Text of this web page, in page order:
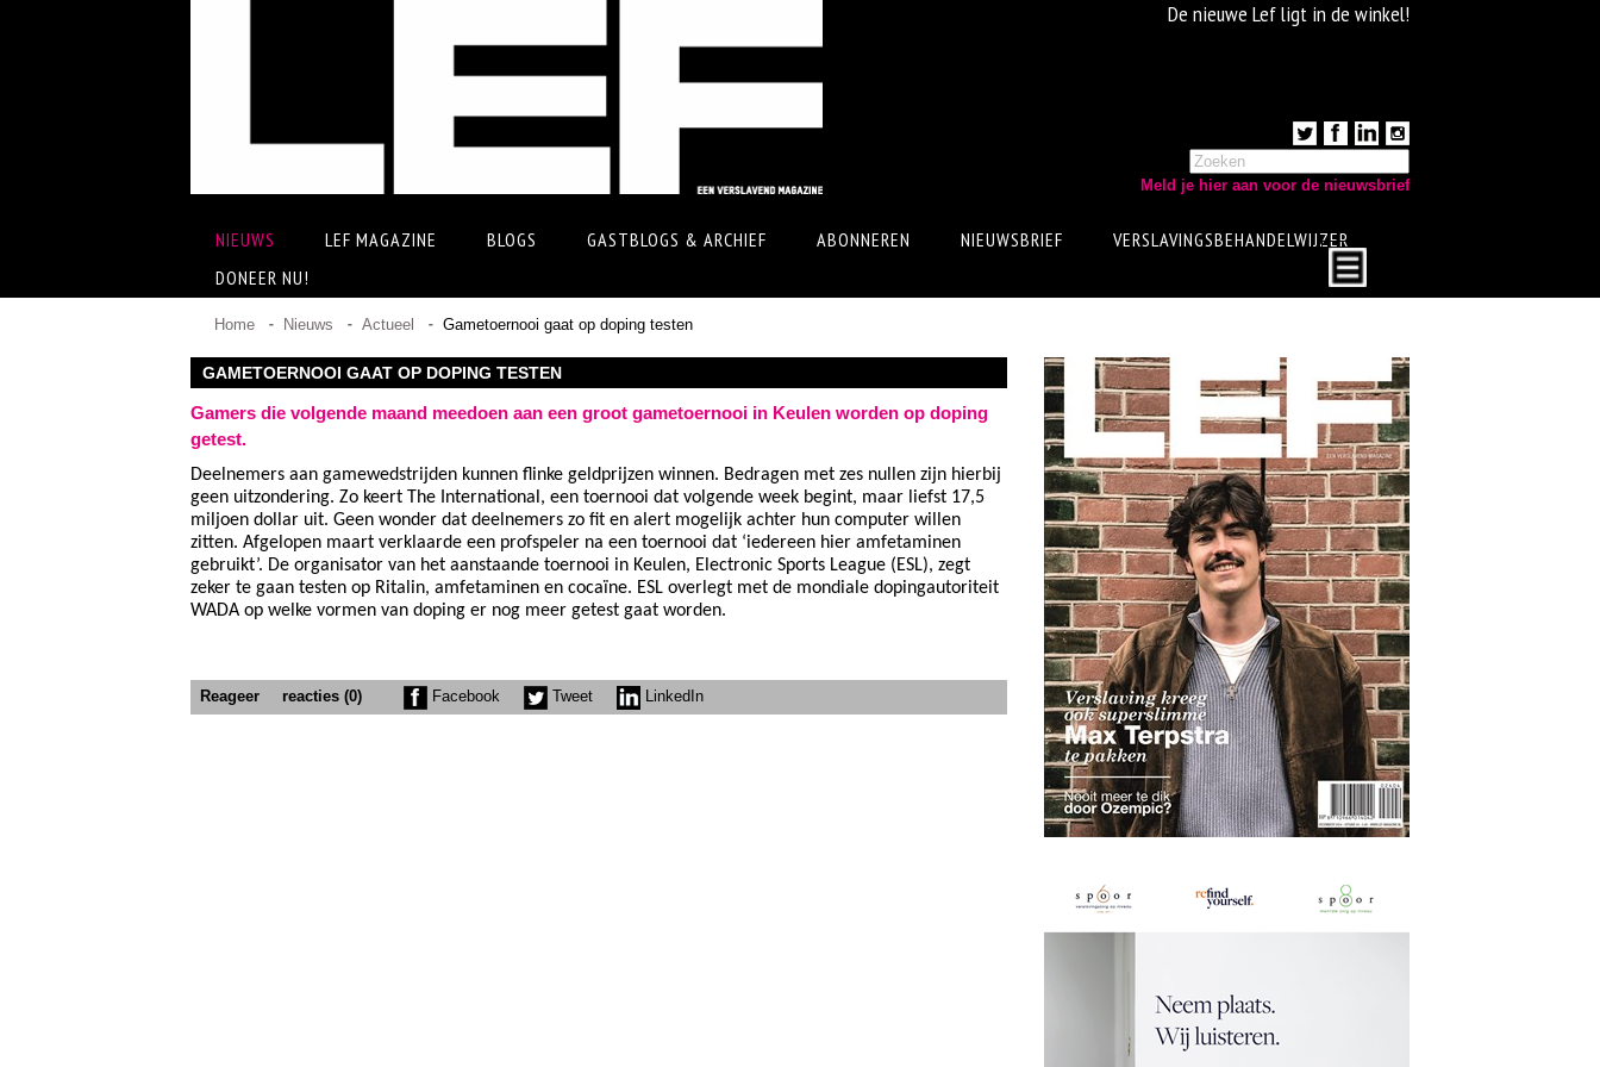
De nieuwe Lef ligt in de winkel!
Meld je hier aan voor de nieuwsbrief
NIEUWS LEF MAGAZINE BLOGS GASTBLOGS & ARCHIEF ABONNEREN NIEUWSBRIEF
VERSLAVINGSBEHANDELWIJZER
DONEER NU!
Home Nieuws Actueel Gametoernooi gaat op doping testen
GAMETOERNOOI GAAT OP DOPING TESTEN
Gamers die volgende maand meedoen aan een groot gametoernooi in Keulen worden op doping
getest.
Deelnemers aan gamewedstrijden kunnen flinke geldprijzen winnen. Bedragen met zes nullen zijn hierbij
geen uitzondering. Zo keert The International, een toernooi dat volgende week begint, maar liefst 17,5
miljoen dollar uit. Geen wonder dat deelnemers zo fit en alert mogelijk achter hun computer willen
zitten. Afgelopen maart verklaarde een profspeler na een toernooi dat ‘iedereen hier amfetaminen
gebruikt’. De organisator van het aanstaande toernooi in Keulen, Electronic Sports League (ESL), zegt
zeker te gaan testen op Ritalin, amfetaminen en cocaïne. ESL overlegt met de mondiale dopingautoriteit
WADA op welke vormen van doping er nog meer getest gaat worden.
Reageer reacties (0) Facebook Tweet LinkedIn